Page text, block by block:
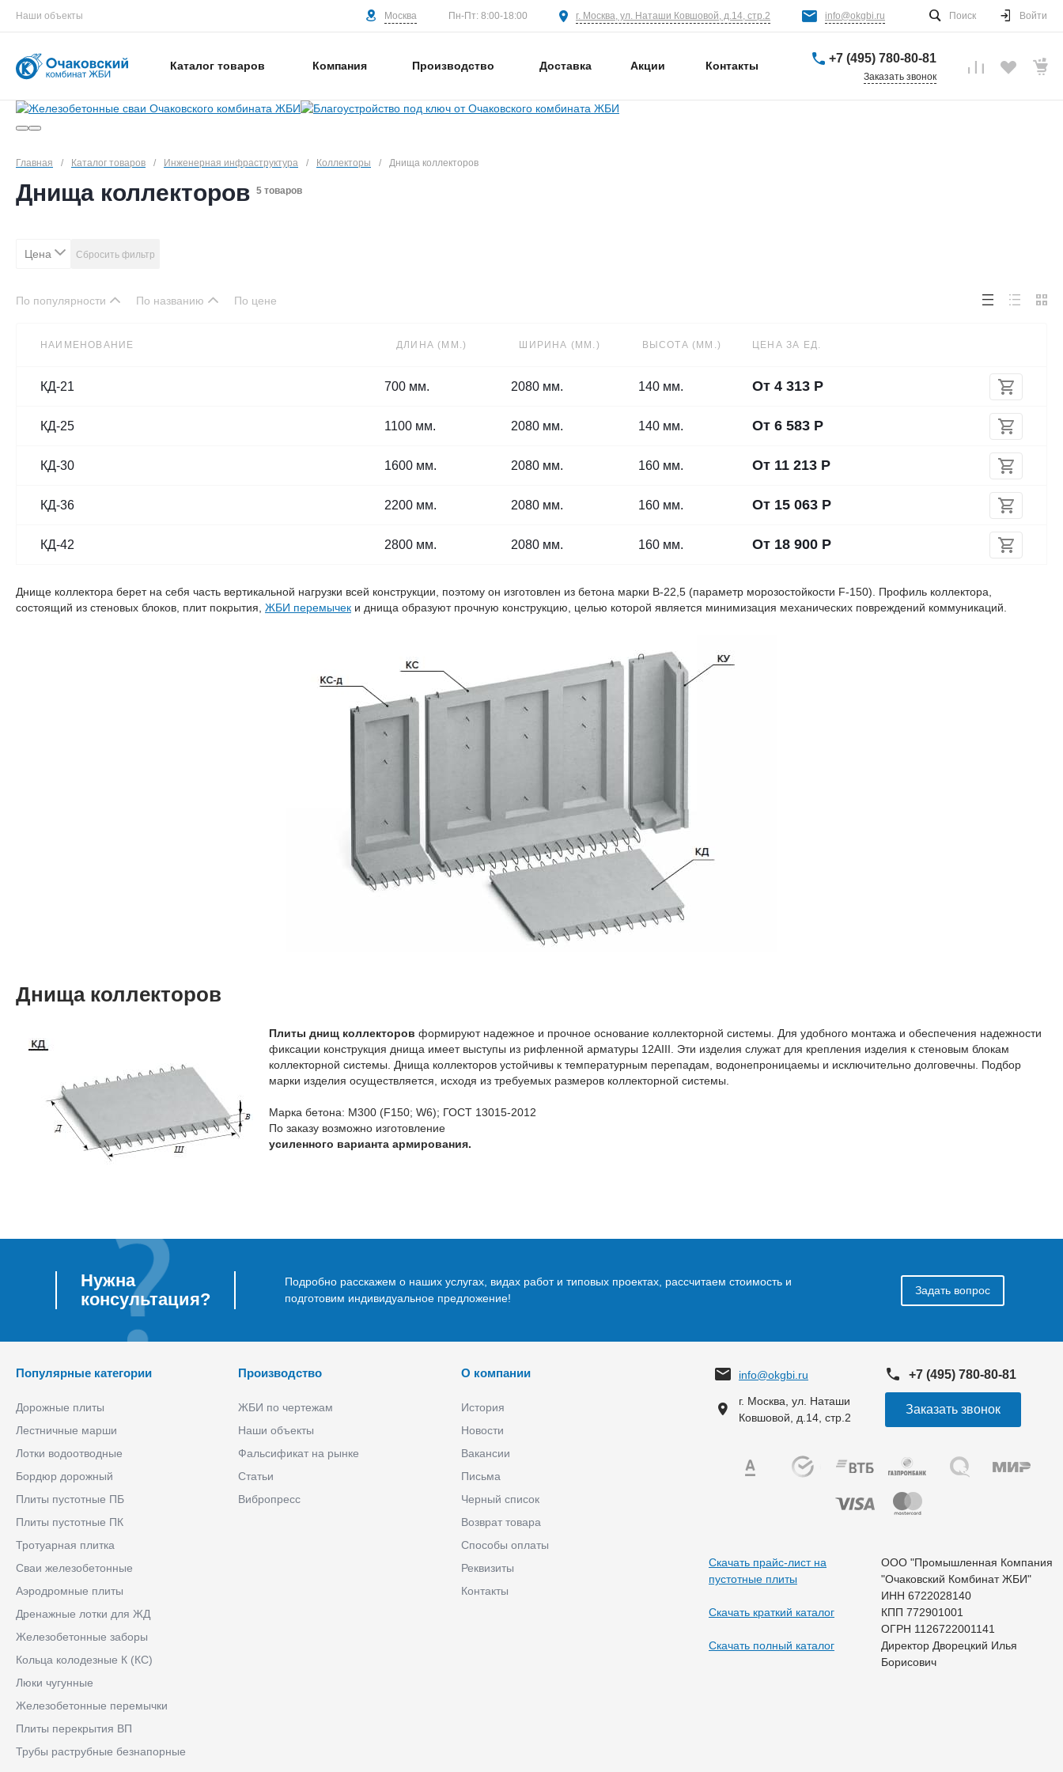
Наши объекты Москва Пн-Пт: 8:00-18:00 г. Москва, ул. Наташи Ковшовой, д.14, стр.2 info@okgbi.ru Поиск Войти
Каталог товаров Компания Производство Доставка Акции Контакты
+7 (495) 780-80-81
Заказать звонок
Главная / Каталог товаров / Инженерная инфраструктура / Коллекторы / Днища коллекторов
Днища коллекторов 5 товаров
Цена Сбросить фильтр
По популярности По названию По цене
НАИМЕНОВАНИЕ ДЛИНА (ММ.) ШИРИНА (ММ.) ВЫСОТА (ММ.) ЦЕНА ЗА ЕД.
КД-21 700 мм. 2080 мм. 140 мм. От 4 313 Р
КД-25 1100 мм. 2080 мм. 140 мм. От 6 583 Р
КД-30 1600 мм. 2080 мм. 160 мм. От 11 213 Р
КД-36 2200 мм. 2080 мм. 160 мм. От 15 063 Р
КД-42 2800 мм. 2080 мм. 160 мм. От 18 900 Р
Днище коллектора берет на себя часть вертикальной нагрузки всей конструкции, поэтому он изготовлен из бетона марки В-22,5 (параметр морозостойкости F-150). Профиль коллектора,
состоящий из стеновых блоков, плит покрытия, ЖБИ перемычек и днища образуют прочную конструкцию, целью которой является минимизация механических повреждений коммуникаций.
Днища коллекторов
Плиты днищ коллекторов формируют надежное и прочное основание коллекторной системы. Для удобного монтажа и обеспечения надежности
фиксации конструкция днища имеет выступы из рифленной арматуры 12АIII. Эти изделия служат для крепления изделия к стеновым блокам
коллекторной системы. Днища коллекторов устойчивы к температурным перепадам, водонепроницаемы и исключительно долговечны. Подбор
марки изделия осуществляется, исходя из требуемых размеров коллекторной системы.
Марка бетона: M300 (F150; W6); ГОСТ 13015-2012
По заказу возможно изготовление
усиленного варианта армирования.
Нужна
консультация?
Подробно расскажем о наших услугах, видах работ и типовых проектах, рассчитаем стоимость и
подготовим индивидуальное предложение!
Задать вопрос
Популярные категории
Дорожные плиты
Лестничные марши
Лотки водоотводные
Бордюр дорожный
Плиты пустотные ПБ
Плиты пустотные ПК
Тротуарная плитка
Сваи железобетонные
Аэродромные плиты
Дренажные лотки для ЖД
Железобетонные заборы
Кольца колодезные К (КС)
Люки чугунные
Железобетонные перемычки
Плиты перекрытия ВП
Трубы раструбные безнапорные
Производство
ЖБИ по чертежам
Наши объекты
Фальсификат на рынке
Статьи
Вибропресс
О компании
История
Новости
Вакансии
Письма
Черный список
Возврат товара
Способы оплаты
Реквизиты
Контакты
info@okgbi.ru +7 (495) 780-80-81
г. Москва, ул. Наташи
Ковшовой, д.14, стр.2
Заказать звонок
Скачать прайс-лист на
пустотные плиты
Скачать краткий каталог
Скачать полный каталог
ООО "Промышленная Компания
"Очаковский Комбинат ЖБИ"
ИНН 6722028140
КПП 772901001
ОГРН 1126722001141
Директор Дворецкий Илья
Борисович